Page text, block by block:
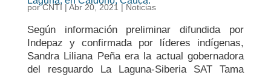
porCNTI |Abr 20, 2021 |Noticias
Según información preliminar difundida por
Indepaz y confirmada por líderes indígenas,
Sandra Liliana Peña era la actual gobernadora
del resguardo La Laguna-Siberia SAT Tama